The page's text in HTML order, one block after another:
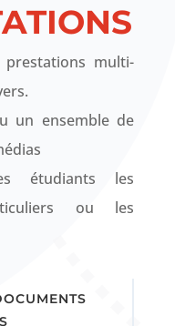
multi-
un ensemble de
étudiants les
ou les